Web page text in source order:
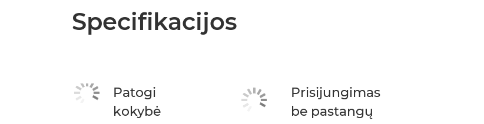
Specifikacijos
Patogi
kokybė
Prisijungimas
be pastangų